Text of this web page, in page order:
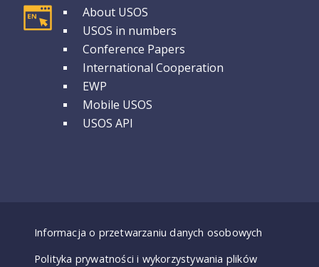
GRUPA 1About USOS
USOS in numbers
Conference Papers
International Cooperation
EWP
Mobile USOS
USOS API
Dostępność - deklaracje
Informacja o przetwarzaniu danych osobowych
Polityka prywatności i wykorzystywania plików